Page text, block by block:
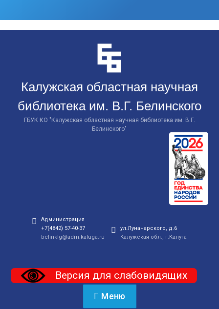
Калужская областная научная
библиотека им. В.Г. Белинского
ГБУК КО "Калужская областная научная библиотека им. В.Г.
Белинского"
Администрация
+7(4842) 57-40-37
belinklg@adm.kaluga.ru
ул.Луначарского, д.6
Калужская обл., г.Калуга
Версия для слабовидящих
Меню